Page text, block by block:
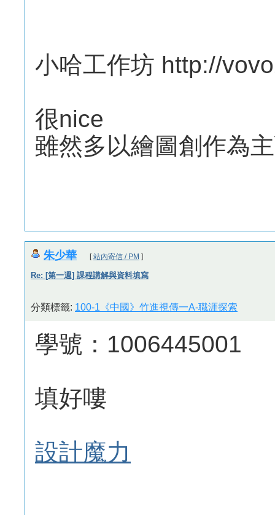
小哈工作坊 http://
很nice
雖然多以繪圖創作為主
朱少華 [站內寄信 / PM ]
Re: [第一週] 課程講解與資料填寫
分類標籤: 100-1《中國》竹進視傳一A-職涯探索
學號：1006445001
填好嘍
設計魔力